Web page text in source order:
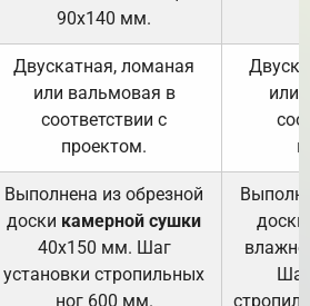
90х140 мм.
Двускатная, ломаная
или вальмовая в
соответствии с
проектом.
или
Выполнена из обрезной
доски камерной сушки
40х150 мм. Шаг
установки стропильных
ног 600 мм.
доски